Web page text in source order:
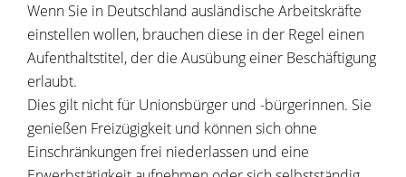
Wenn Sie in Deutschland ausländische Arbeitskräfte
einstellen wollen, brauchen diese in der Regel einen
Aufenthaltstitel, der die Ausübung einer Beschäftigung
erlaubt.
Dies gilt nicht für Unionsbürger und -bürgerinnen. Sie
genießen Freizügigkeit und können sich ohne
Einschränkungen frei niederlassen und eine